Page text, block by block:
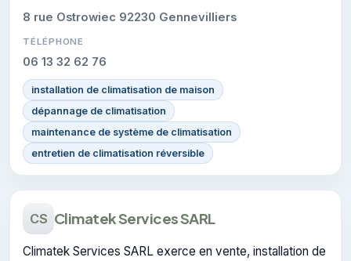
8 rue Ostrowiec 92230 Gennevilliers
TÉLÉPHONE
06 13 32 62 76
installation de climatisation de maison
dépannage de climatisation
maintenance de système de climatisation
entretien de climatisation réversible
CS Climatek Services SARL
Climatek Services SARL exerce en vente, installation de